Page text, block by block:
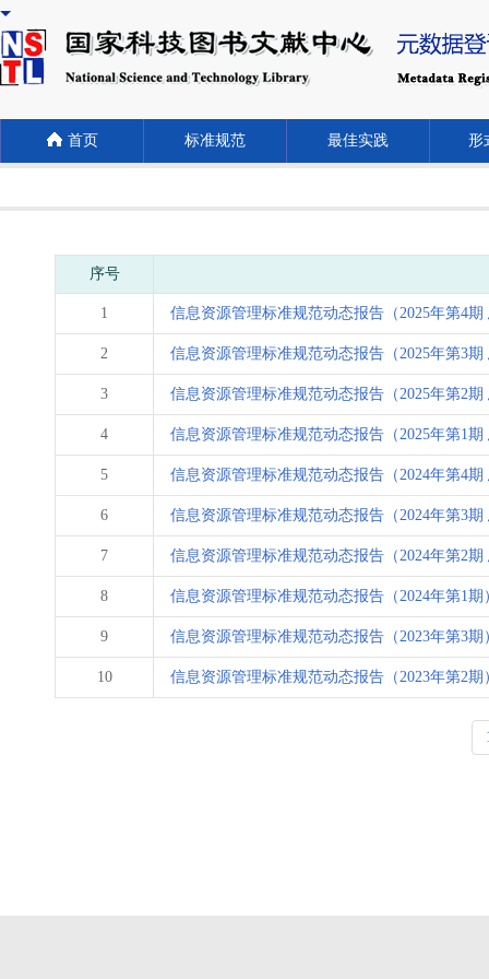
首页 标准规范 最佳实践 形
序号
1 信息资源管理标准规范动态报告（2025年第4期
2 信息资源管理标准规范动态报告（2025年第3期
3 信息资源管理标准规范动态报告（2025年第2期
4 信息资源管理标准规范动态报告（2025年第1期
5 信息资源管理标准规范动态报告（2024年第4期
6 信息资源管理标准规范动态报告（2024年第3期
7 信息资源管理标准规范动态报告（2024年第2期
8 信息资源管理标准规范动态报告（2024年第1期
9 信息资源管理标准规范动态报告（2023年第3期
10 信息资源管理标准规范动态报告（2023年第2期